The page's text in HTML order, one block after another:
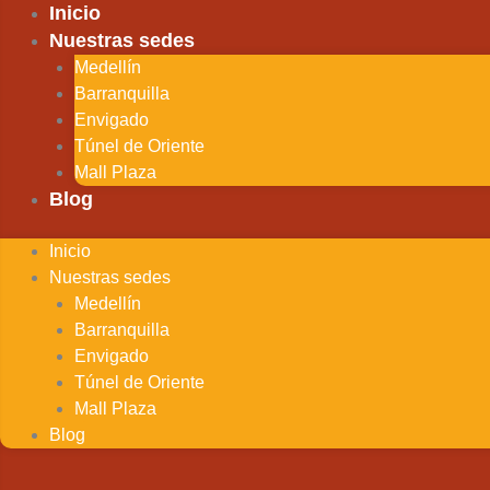
contenido
Inicio
Nuestras sedes
Medellín
Barranquilla
Envigado
Túnel de Oriente
Mall Plaza
Blog
Inicio
Nuestras sedes
Medellín
Barranquilla
Envigado
Túnel de Oriente
Mall Plaza
Blog